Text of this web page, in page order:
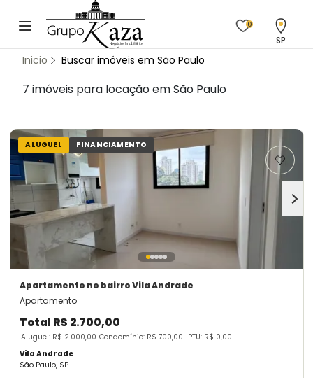
0
SP
Inicio Buscar imóveis em São Paulo
7 imóveis para locação em São Paulo
ALUGUEL FINANCIAMENTO
Apartamento no bairro Vila Andrade
Apartamento
Total R$ 2.700,00
Aluguel: R$ 2.000,00 Condomínio: R$ 700,00 IPTU: R$ 0,00
Vila Andrade
São Paulo, SP